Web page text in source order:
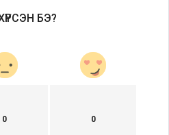
БЭ?
0 0